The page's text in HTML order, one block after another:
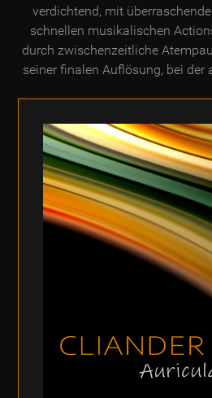
verdichtend, mit
schnellen musikalischen
durch zwischenzeitliche
seiner finalen Auflösung, bei der